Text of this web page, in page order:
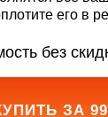
его в
без
ЗА